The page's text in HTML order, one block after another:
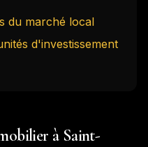
du marché local
d'investissement
à Saint-